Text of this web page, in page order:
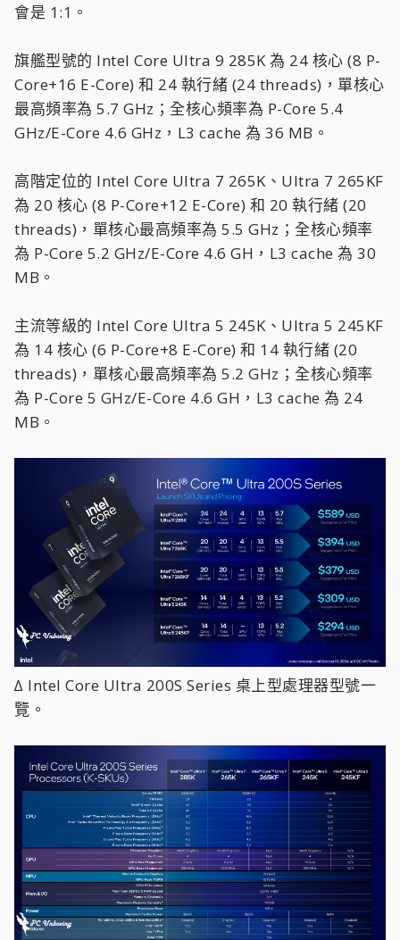
會是 1:1。
旗艦型號的 Intel Core Ultra 9 285K 為 24 核心 (8 P-
Core+16 E-Core) 和 24 執行緒 (24 threads)，單核心
最高頻率為 5.7 GHz；全核心頻率為 P-Core 5.4
GHz/E-Core 4.6 GHz，L3 cache 為 36 MB。
高階定位的 Intel Core Ultra 7 265K、Ultra 7 265KF
為 20 核心 (8 P-Core+12 E-Core) 和 20 執行緒 (20
threads)，單核心最高頻率為 5.5 GHz；全核心頻率
為 P-Core 5.2 GHz/E-Core 4.6 GH，L3 cache 為 30
MB。
主流等級的 Intel Core Ultra 5 245K、Ultra 5 245KF
為 14 核心 (6 P-Core+8 E-Core) 和 14 執行緒 (20
threads)，單核心最高頻率為 5.2 GHz；全核心頻率
為 P-Core 5 GHz/E-Core 4.6 GH，L3 cache 為 24
MB。
∆ Intel Core Ultra 200S Series 桌上型處理器型號一
覽。